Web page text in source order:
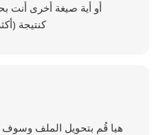
كنتيجة (أكثر من 200
هيا قُم بتحويل الملف وسوف